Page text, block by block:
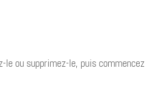
ou supprimez-le, puis commencez